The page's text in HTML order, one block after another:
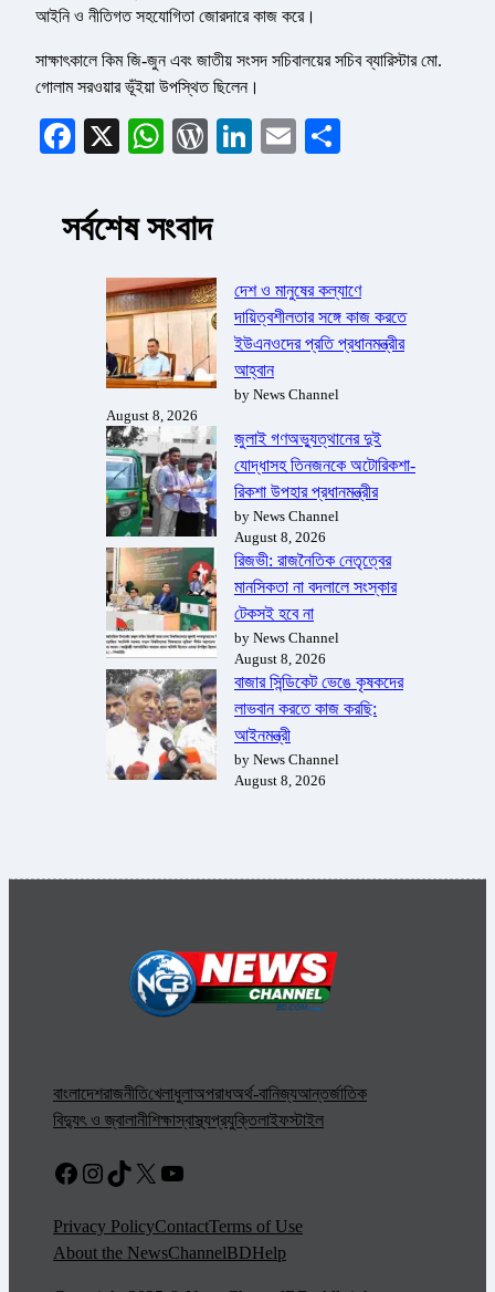
আইনি ও নীতিগত সহযোগিতা জোরদারে কাজ করে।
সাক্ষাৎকালে কিম জি-জুন এবং জাতীয় সংসদ সচিবালয়ের সচিব ব্যারিস্টার মো.
গোলাম সরওয়ার ভূঁইয়া উপস্থিত ছিলেন।
Facebook
X WhatsApp
WordPress
LinkedIn
Email
সর্বশেষ সংবাদ
দেশ ও মানুষের কল্যাণে
দায়িত্বশীলতার সঙ্গে কাজ করতে
ইউএনওদের প্রতি প্রধানমন্ত্রীর
আহ্বান
by News Channel
August 8, 2026
জুলাই গণঅভ্যুত্থানের দুই
যোদ্ধাসহ তিনজনকে অটোরিকশা-
রিকশা উপহার প্রধানমন্ত্রীর
by News Channel
August 8, 2026
রিজভী: রাজনৈতিক নেতৃত্বের
মানসিকতা না বদলালে সংস্কার
টেকসই হবে না
by News Channel
August 8, 2026
বাজার সিন্ডিকেট ভেঙে কৃষকদের
লাভবান করতে কাজ করছি:
আইনমন্ত্রী
by News Channel
August 8, 2026
বাংলাদেশরাজনীতিখেলাধুলাঅপরাধঅর্থ-বানিজ্যআন্তর্জাতিক
বিদ্যুৎ ও জ্বালানীশিক্ষাস্বাস্থ্যপ্রযুক্তিলাইফস্টাইল
Facebook
Instagram
TikTok
X YouTube
Privacy PolicyContactTerms of Use
About the NewsChannelBDHelp